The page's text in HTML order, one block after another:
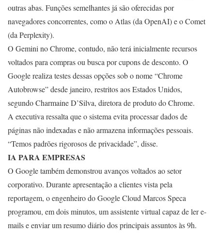
outras abas. Funções semelhantes já são oferecidas por
navegadores concorrentes, como o Atlas (da OpenAI) e o Comet
(da Perplexity).
O Gemini no Chrome, contudo, não terá inicialmente recursos
voltados para compras ou busca por cupons de desconto. O
Google realiza testes dessas opções sob o nome “Chrome
Autobrowse” desde janeiro, restritos aos Estados Unidos,
segundo Charmaine D’Silva, diretora de produto do Chrome.
A executiva ressalta que o sistema evita processar dados de
páginas não indexadas e não armazena informações pessoais.
“Temos padrões rigorosos de privacidade”, disse.
IA PARA EMPRESAS
O Google também demonstrou avanços voltados ao setor
corporativo. Durante apresentação a clientes vista pela
reportagem, o engenheiro do Google Cloud Marcos Speca
programou, em dois minutos, um assistente virtual capaz de ler e-
mails e enviar um resumo diário dos principais assuntos às 9h.